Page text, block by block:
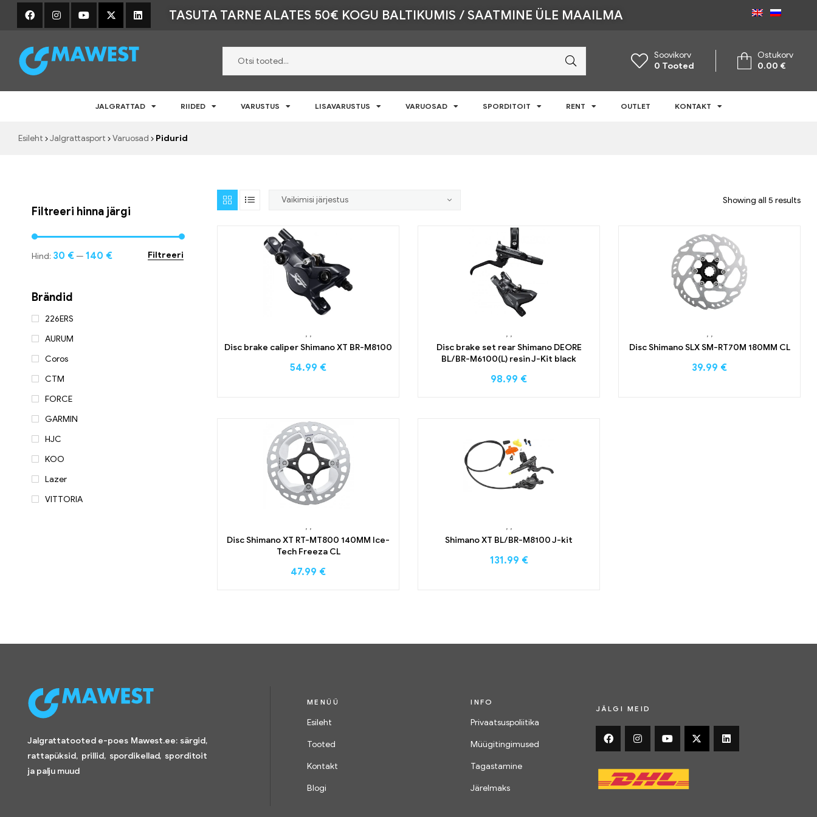
TASUTA TARNE ALATES 50€ KOGU BALTIKUMIS / SAATMINE ÜLE MAAILMA
Mawest
pood
riided
Soovikorv
0 Tooted
Ostukorv
0.00 €
JALGRATTAD RIIDED VARUSTUS LISAVARUSTUS VARUOSAD SPORDITOIT RENT OUTLET KONTAKT
Esileht Jalgrattasport Varuosad Pidurid
Showing all 5 results
, ,
Disc brake caliper Shimano XT BR-M8100
54.99 €
, ,
Disc brake set rear Shimano DEORE
BL/BR-M6100(L) resin J-Kit black
98.99 €
, ,
Disc Shimano SLX SM-RT70M 180MM CL
39.99 €
, ,
Disc Shimano XT RT-MT800 140MM Ice-
Tech Freeza CL
47.99 €
, ,
Shimano XT BL/BR-M8100 J-kit
131.99 €
Filtreeri hinna järgi
Filtreeri
Hind: 30 € — 140 €
Brändid
226ERS
AURUM
Coros
CTM
FORCE
GARMIN
HJC
KOO
Lazer
VITTORIA
Jalgrattatooted e-poes Mawest.ee: särgid,
rattapüksid, prillid, spordikellad, sporditoit
ja palju muud
MENÜÜ
Esileht
Tooted
Kontakt
Blogi
INFO
Privaatsuspoliitika
Müügitingimused
Tagastamine
Järelmaks
JÄLGI MEID